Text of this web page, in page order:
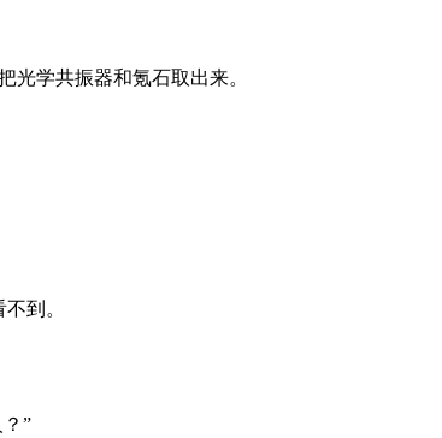
学共振器和氪石取出来。
到。
”